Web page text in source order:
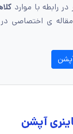
رابطه با موارد
ی اختصاصی در
آپشن